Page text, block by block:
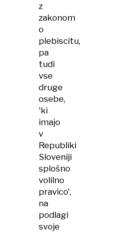
z
zakonom
o
plebiscitu,
pa
tudi
vse
druge
osebe,
'ki
imajo
v
Republiki
Sloveniji
splošno
volilno
pravico',
na
podlagi
svoje